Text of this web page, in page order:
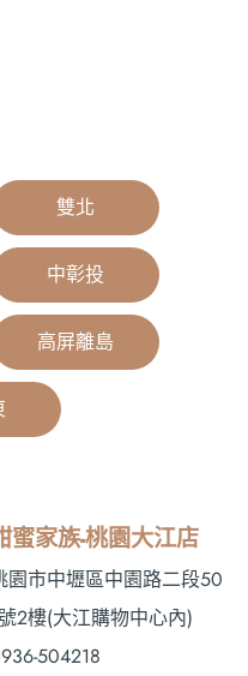
雙北
中彰投
高屏離島
蜜家族-桃園大江店
園市中壢區中園路二段50
2樓 (大江購物中心內)
504218